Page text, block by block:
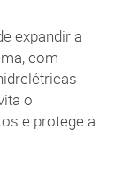
expandir a
com
o
e protege a